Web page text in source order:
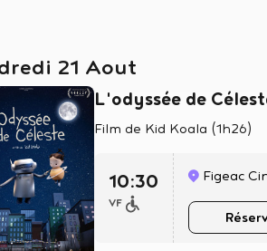
21 Aout
L'odyssée de
Film de Kid Koala (1h26)
10:30
VF
Figeac